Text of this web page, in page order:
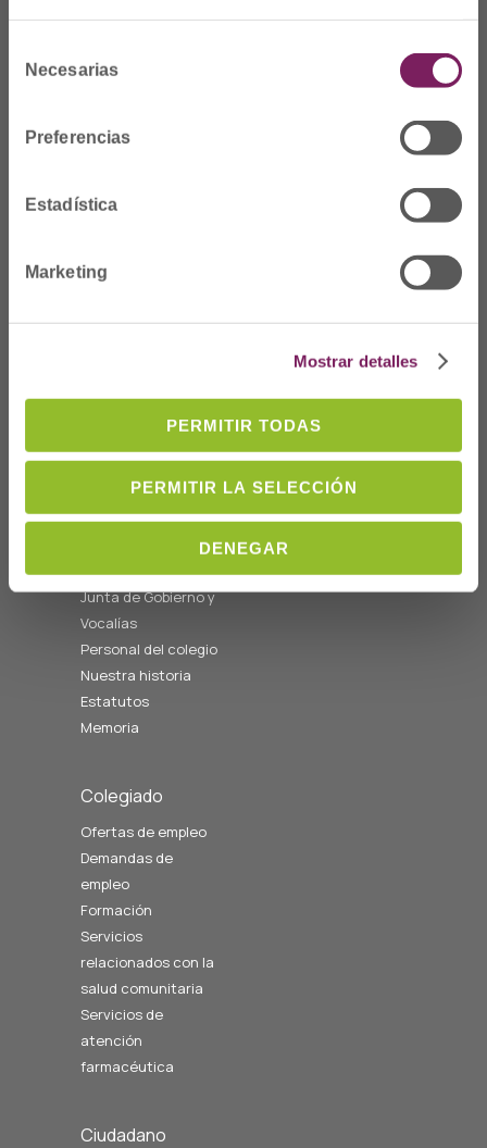
Necesarias
Preferencias
Estadística
Marketing
Mostrar detalles
PERMITIR TODAS
PERMITIR LA SELECCIÓN
DENEGAR
Dónde Estamos
Telf: 943 42 91 14
Bienvenida
Junta de Gobierno y
Vocalías
Personal del colegio
Nuestra historia
Estatutos
Memoria
Colegiado
Ofertas de empleo
Demandas de
empleo
Formación
Servicios
relacionados con la
salud comunitaria
Servicios de
atención
farmacéutica
Ciudadano